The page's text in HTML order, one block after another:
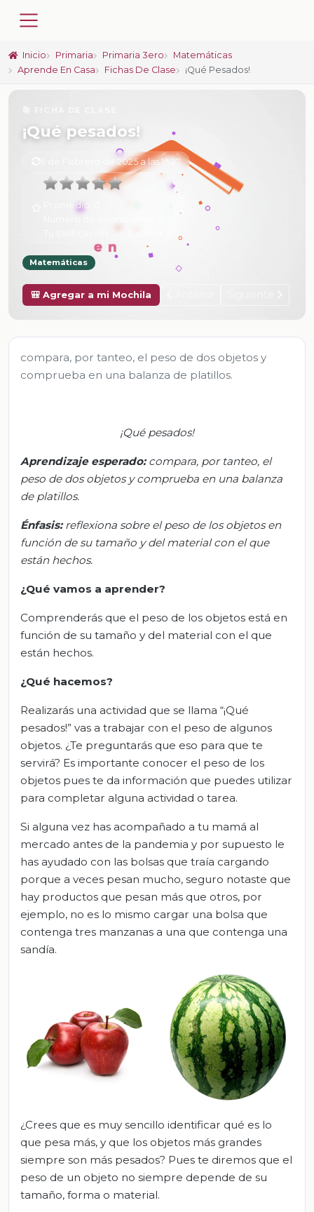
Inicio Primaria Primaria 3ero
Matemáticas
Aprende En Casa
Fichas De Clase ¡Qué Pesados!
¡Qué pesados!
6 de Febrero de 2025 a las 15:27
Promedio:
Sin calificar
Matemáticas
🎒 Agregar a mi Mochila
compara, por tanteo, el peso de dos objetos y
comprueba en una balanza de platillos.
¡Qué pesados!
Aprendizaje esperado: compara, por tanteo, el
peso de dos objetos y comprueba en una balanza
de platillos.
Énfasis: reflexiona sobre el peso de los objetos en
función de su tamaño y del material con el que
están hechos.
¿Qué vamos a aprender?
Comprenderás que el peso de los objetos está en
función de su tamaño y del material con el que
están hechos.
¿Qué hacemos?
Realizarás una actividad que se llama “¡Qué
pesados!” vas a trabajar con el peso de algunos
objetos. ¿Te preguntarás que eso para que te
servirá? Es importante conocer el peso de los
objetos pues te da información que puedes utilizar
para completar alguna actividad o tarea.
Si alguna vez has acompañado a tu mamá al
mercado antes de la pandemia y por supuesto le
has ayudado con las bolsas que traía cargando
porque a veces pesan mucho, seguro notaste que
hay productos que pesan más que otros, por
ejemplo, no es lo mismo cargar una bolsa que
contenga tres manzanas a una que contenga una
sandía.
¿Crees que es muy sencillo identificar qué es lo
que pesa más, y que los objetos más grandes
siempre son más pesados? Pues te diremos que el
peso de un objeto no siempre depende de su
tamaño, forma o material.